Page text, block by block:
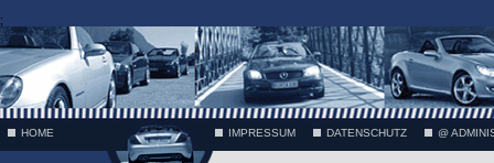
;
HOME IMPRESSUM DATENSCHUTZ @